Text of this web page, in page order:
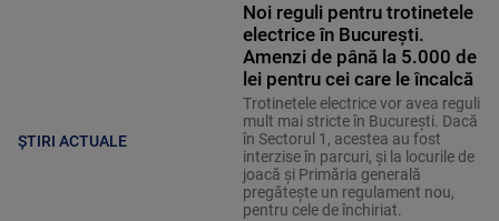
ȘTIRI ACTUALE
Noi reguli pentru trotinetele
electrice în București.
Amenzi de până la 5.000 de
lei pentru cei care le încalcă
Trotinetele electrice vor avea reguli
mult mai stricte în București. Dacă
în Sectorul 1, acestea au fost
interzise în parcuri, și la locurile de
joacă și Primăria generală
pregătește un regulament nou,
pentru cele de închiriat.